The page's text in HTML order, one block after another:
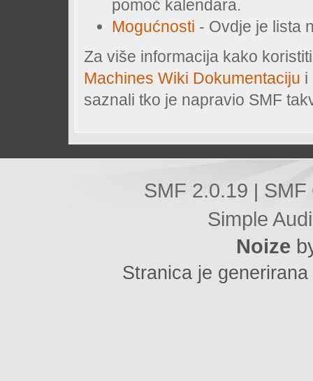
pomoć kalendara.
Mogućnosti - Ovdje je lista
Za više informacija kako
Machines Wiki Dokumentaciju i
saznali tko je napravio SMF
SMF 2.0.19
Simple
Noize
Stranica je